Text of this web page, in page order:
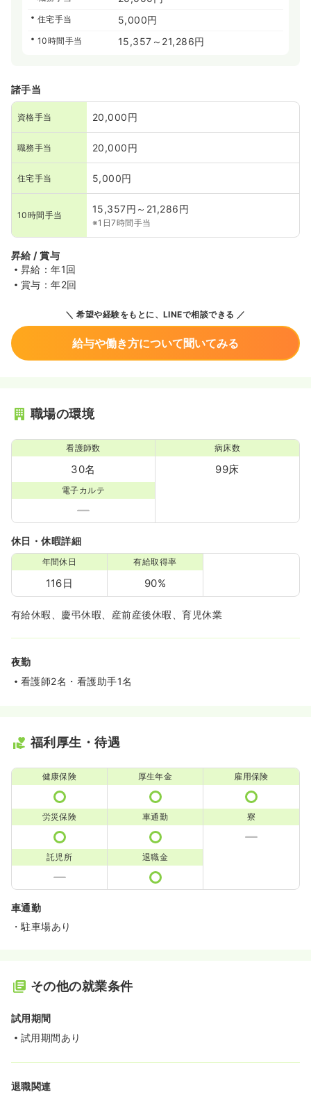
住宅手当 5,000円
10時間手当 15,357～21,286円
諸手当
資格手当 20,000円
職務手当 20,000円
住宅手当 5,000円
10時間手当
15,357円～21,286円
※1日7時間手当
昇給 / 賞与
昇給：年1回
賞与：年2回
希望や経験をもとに、LINEで相談できる
給与や働き方について聞いてみる
職場の環境
看護師数
30名
病床数
99床
電子カルテ
休日・休暇詳細
年間休日
116日
有給取得率
90%
有給休暇、慶弔休暇、産前産後休暇、育児休業
夜勤
看護師2名・看護助手1名
福利厚生・待遇
健康保険 厚生年金 雇用保険
労災保険 車通勤 寮
託児所 退職金
車通勤
・駐車場あり
その他の就業条件
試用期間
試用期間あり
退職関連